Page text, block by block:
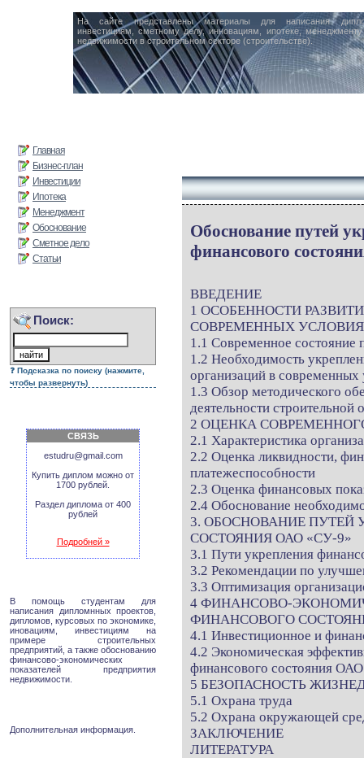
На сайте представлены материалы для написания
инвестициям, сметному делу, инновациям, ипотеке,
недвижимости в строительном секторе (строительстве).
Главная
Бизнес-план
Инвестиции
Ипотека
Менеджмент
Обоснование
Сметное дело
Статьи
Поиск:
Подсказка по поиску (нажмите,
чтобы развернуть)
СВЯЗЬ
estudru@gmail.com
Купить диплом можно от
1700 рублей.
Раздел диплома от 400
рублей
Подробней »
В помощь студентам для
написания дипломнных проектов,
дипломов, курсовых по экономике,
иновациям, инвестициям на
примере строительных
предприятий, а также обоснованию
финансово-экономических
показателей предприятия
недвижимости.
Дополнительная информация.
Обоснование путей
финансового
ВВЕДЕНИЕ
1 ОСОБЕННОСТИ
СОВРЕМЕННЫХ
1.1 Современное состояние
1.2 Необходимость
организаций в современных
1.3 Обзор методического
деятельности строительной
2 ОЦЕНКА
2.1 Характеристика
2.2 Оценка ликвидности,
платежеспособности
2.3 Оценка финансовых
2.4 Обоснование
3. ОБОСНОВАНИЕ ПУТЕЙ
СОСТОЯНИЯ ОАО «СУ-9»
3.1 Пути укрепления
3.2 Рекомендации по
3.3 Оптимизация
4 ФИНАНСОВО-
ФИНАНСОВОГО
4.1 Инвестиционное и
4.2 Экономическая
финансового состояния
5 БЕЗОПАСНОСТЬ
5.1 Охрана труда
5.2 Охрана окружающей
ЗАКЛЮЧЕНИЕ
ЛИТЕРАТУРА